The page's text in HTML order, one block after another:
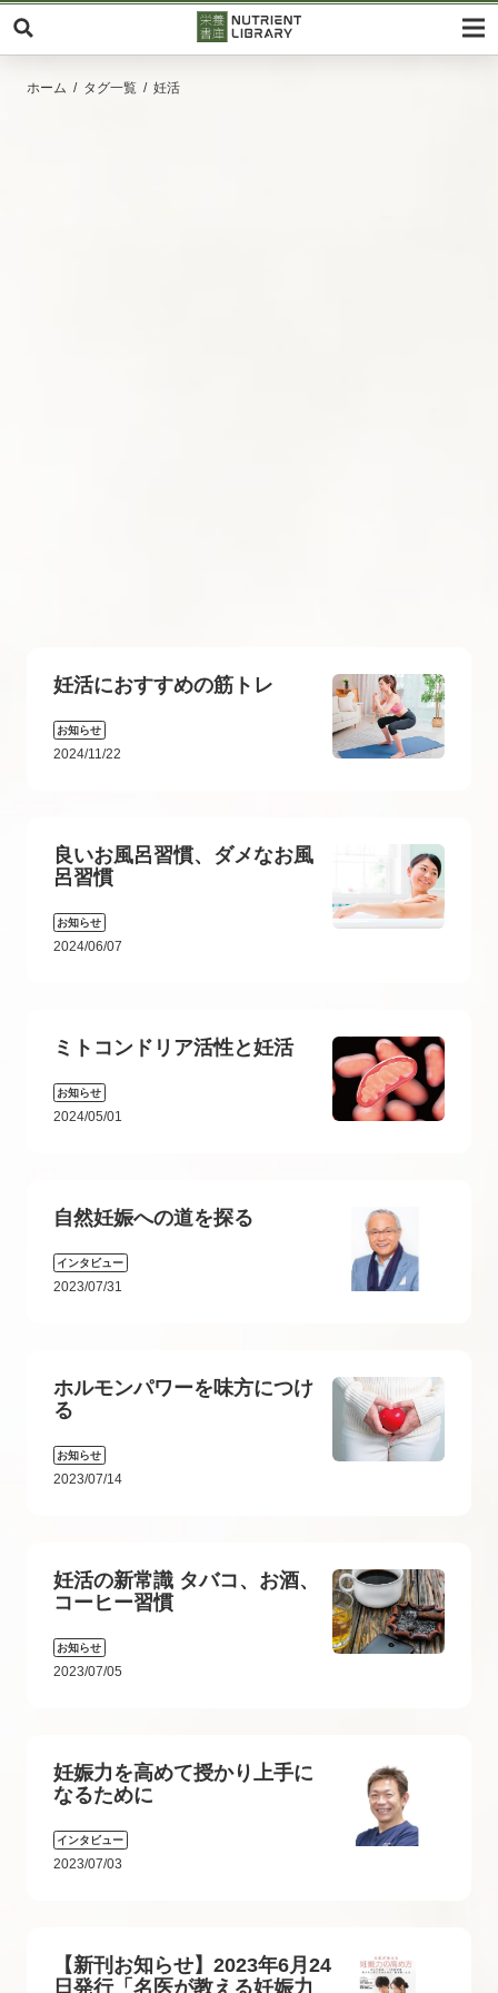
ホーム タグ一覧 妊活
妊活におすすめの筋トレ
お知らせ
2024/11/22
良いお風呂習慣、ダメなお風
呂習慣
お知らせ
2024/06/07
ミトコンドリア活性と妊活
お知らせ
2024/05/01
自然妊娠への道を探る
インタビュー
2023/07/31
ホルモンパワーを味方につけ
る
お知らせ
2023/07/14
妊活の新常識 タバコ、お酒、
コーヒー習慣
お知らせ
2023/07/05
妊娠力を高めて授かり上手に
なるために
インタビュー
2023/07/03
【新刊お知らせ】2023年6月24
日発行「名医が教える妊娠力